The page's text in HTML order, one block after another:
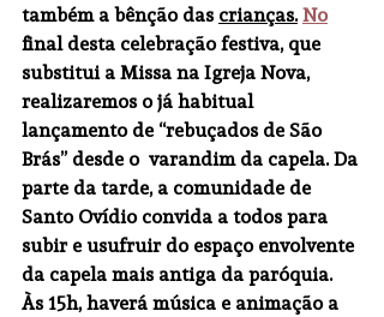
também a bênção das crianças.No
final desta celebração festiva, que
substitui a Missa na Igreja Nova,
realizaremos o já habitual
lançamento de “rebuçados de São
Brás” desde o  varandim da capela. Da
parte da tarde, a comunidade de
Santo Ovídio convida a todos para
subir e usufruir do espaço envolvente
da capela mais antiga da paróquia.
Às 15h, haverá música e animação a